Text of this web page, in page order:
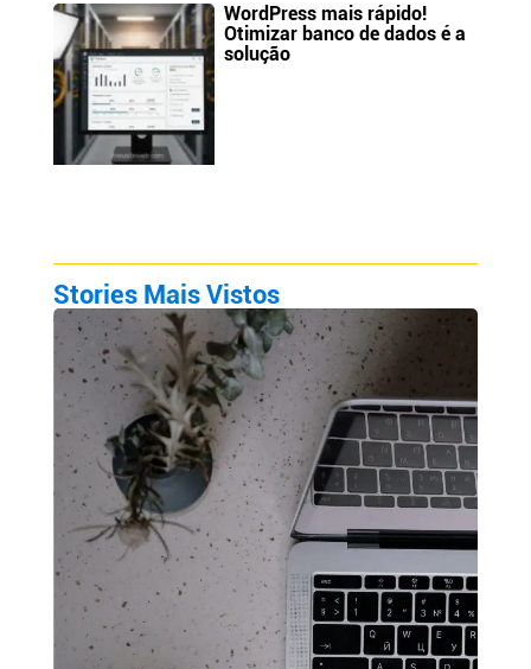
WordPress mais rápido!
Otimizar banco de dados é a
solução
Stories Mais Vistos